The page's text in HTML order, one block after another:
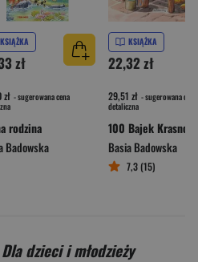
KSIĄŻKA
zł
- sugerowana cena
rodzina
Badowska
KSIĄŻKA
22,32 zł
29,51 zł - sugerowana cena
detaliczna
100 Bajek
Basia Badowska
7,3 (15)
Dla dzieci i młodzieży